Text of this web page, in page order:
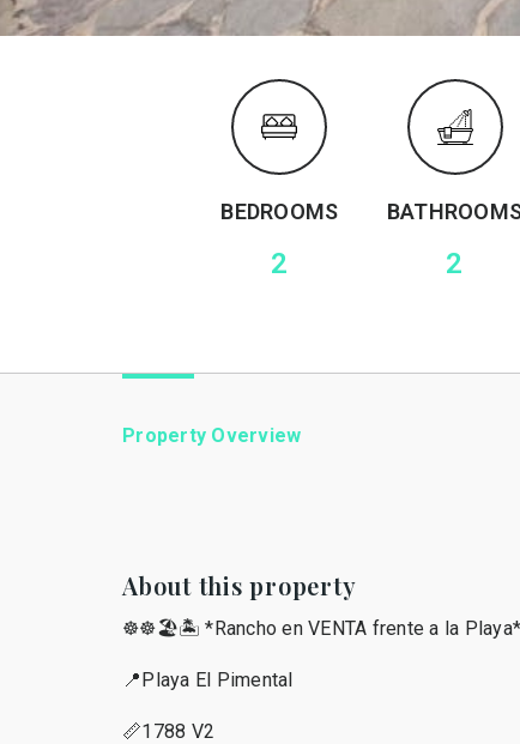
BEDROOMS
2 2
Property Overview
About this property
☸️☸️🏖🏝 *Rancho en VENTA frente a la Playa*
📍Playa El Pimental
📏1788 V2